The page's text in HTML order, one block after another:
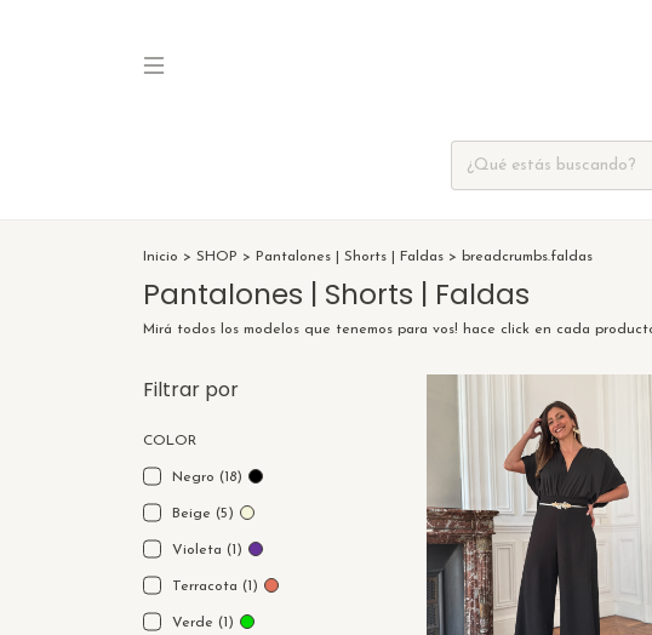
Inicio > SHOP > Pantalones | Shorts | Faldas > breadcrumbs.faldas
Pantalones | Shorts | Faldas
Mirá todos los modelos que tenemos para vos! hace click en cada
Filtrar por
COLOR
Negro (18)
Beige (5)
Violeta (1)
Terracota (1)
Verde (1)